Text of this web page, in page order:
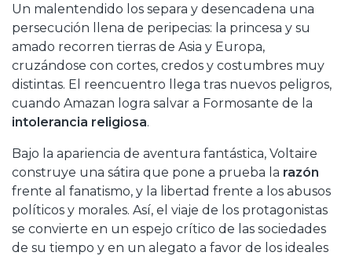
Un malentendido los separa y desencadena una
persecución llena de peripecias: la princesa y su
amado recorren tierras de Asia y Europa,
cruzándose con cortes, credos y costumbres muy
distintas. El reencuentro llega tras nuevos peligros,
cuando Amazan logra salvar a Formosante de la
intolerancia religiosa.
Bajo la apariencia de aventura fantástica, Voltaire
construye una sátira que pone a prueba la razón
frente al fanatismo, y la libertad frente a los abusos
políticos y morales. Así, el viaje de los protagonistas
se convierte en un espejo crítico de las sociedades
de su tiempo y en un alegato a favor de los ideales